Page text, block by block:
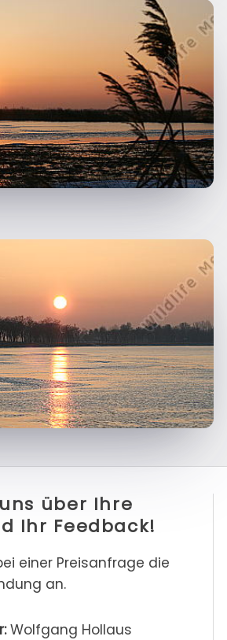
über Ihre
Ihr Feedback!
einer Preisanfrage die
an.
Wolfgang Hollaus